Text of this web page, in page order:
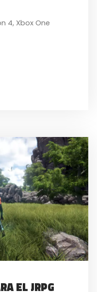
El
masculino o
completamente
estilo de
4, Xbox One
EL JRPG